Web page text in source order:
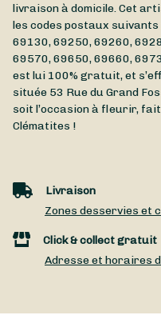
livraison à domicile. Cet
les codes postaux
69130, 69250, 69260,
69570, 69650, 69660,
est lui 100% gratuit, et
située 53 Rue du Grand
soit l’occasion à fleurir,
Clématites !
Livraison
Zones desservies et
Click & collect gratuit
Adresse et horaires